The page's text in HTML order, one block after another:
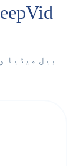
بیل میڈیا